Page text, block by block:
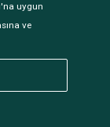
uygun
ve